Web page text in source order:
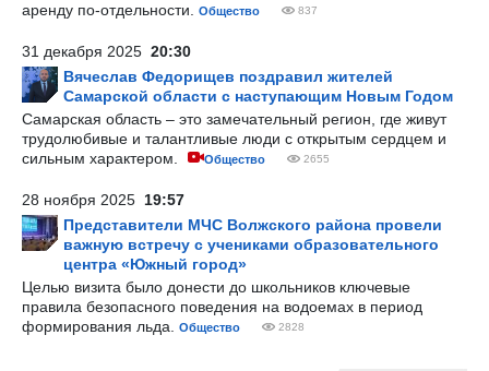
аренду по-отдельности.
Общество 837
31 декабря 2025 20:30
Вячеслав Федорищев поздравил жителей
Самарской области с наступающим Новым Годом
Самарская область – это замечательный регион, где живут
трудолюбивые и талантливые люди с открытым сердцем и
сильным характером.
Общество 2655
28 ноября 2025 19:57
Представители МЧС Волжского района провели
важную встречу с учениками образовательного
центра «Южный город»
Целью визита было донести до школьников ключевые
правила безопасного поведения на водоемах в период
формирования льда.
Общество 2828